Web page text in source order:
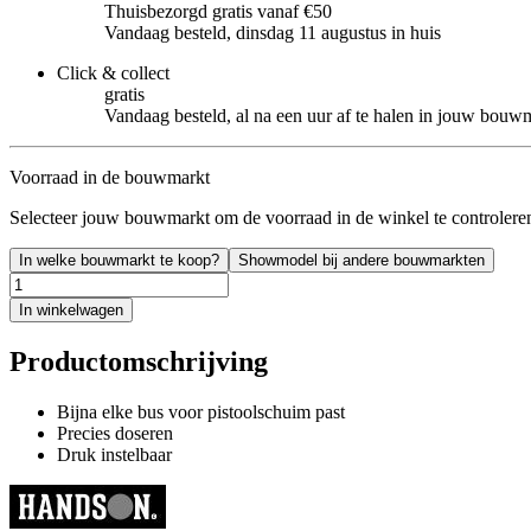
Thuisbezorgd gratis vanaf €50
Vandaag besteld, dinsdag 11 augustus in huis
Click & collect
gratis
Vandaag besteld, al na een uur af te halen in jouw
Voorraad in de bouwmarkt
Selecteer jouw bouwmarkt om de voorraad in de winkel te
In welke bouwmarkt te koop? Showmodel bij andere bouwmarkten
In winkelwagen
Productomschrijving
Bijna elke bus voor pistoolschuim past
Precies doseren
Druk instelbaar